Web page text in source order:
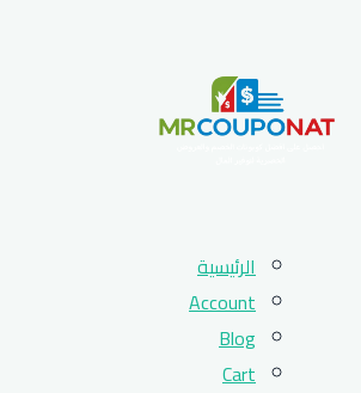
الرئيسية
Account
Blog
Cart